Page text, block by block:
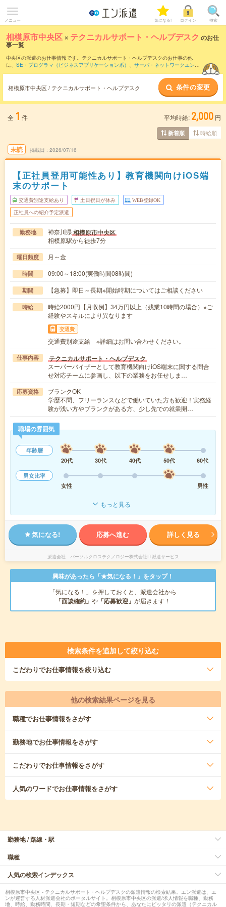
メニュー 気になる! ログイン 検索
相模原市中央区 × テクニカルサポート・ヘルプデスク のお仕
事一覧
中央区の派遣のお仕事情報です。テクニカルサポート・ヘルプデスクのお仕事の他
に、 SE・プログラマ（ビジネスアプリケーション系） 、 サーバ・ネットワークエンジ
などのこだわり条件で絞り込んでいただけます。職種辞典：テクニカルサポ
ート・ヘルプデスクのお仕事とは？とは？
相模原市中央区 / テクニカルサポート・ヘルプデスク 条件の変更
全 1 件 平均時給: 2,000 円
新着順 時給順
未読 掲載日 2026/07/16
【正社員登用可能性あり】教育機関向けiOS端
末のサポート
交通費別途支給あり 土日祝日が休み WEB登録OK
正社員への紹介予定派遣
勤務地 神奈川県相模原市中央区
相模原駅から徒歩7分
曜日頻度 月～金
時間 09:00～18:00(実働時間08時間)
期間 【急募】即日～長期※開始時期についてはご相談ください
時給
時給2000円【月収例】34万円以上（残業10時間の場合）※ご
経験やスキルにより異なります
交通費
交通費別途支給 ※詳細はお問い合わせください。
仕事内容 テクニカルサポート・ヘルプデスク
スーパーバイザーとして教育機関向けiOS端末に関する問合
せ対応チームに参画し、以下の業務をお任せしま…
応募資格
ブランクOK
学歴不問、フリーランスなどで働いていた方も歓迎！実務経
験が浅い方やブランクがある方、少し先での就業開…
職場の雰囲気
年齢層
20代
30代 40代 50代
60代
男女比率
女性
男性
もっと見る
気になる! 応募へ進む 詳しく見る
派遣会社 パーソルクロステクノロジー株式会社IT派遣サービス
興味があったら「★気になる！」をタップ！
「気になる！」を押しておくと、派遣会社から
「面談確約」 や 「応募歓迎」 が届きます！
検索条件を追加して絞り込む
こだわりでお仕事情報を絞り込む
他の検索結果ページを見る
職種でお仕事情報をさがす
勤務地でお仕事情報をさがす
こだわりでお仕事情報をさがす
人気のワードでお仕事情報をさがす
勤務地 / 路線・駅
職種
人気の検索インデックス
相模原市中央区 - テクニカルサポート・ヘルプデスクの派遣情報の検索結果。エン派遣は、エ
ンが運営する人材派遣会社のポータルサイト。相模原市中央区の派遣/求人情報を職種、勤務
地、時給、勤務時間、長期・短期などの希望条件から、あなたにピッタリの派遣（テクニカル